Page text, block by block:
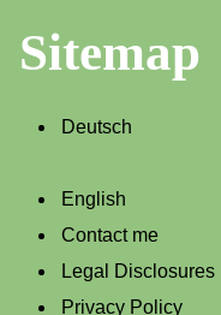
Sitemap
Deutsch
English
Contact me
Legal Disclosures
Privacy Policy